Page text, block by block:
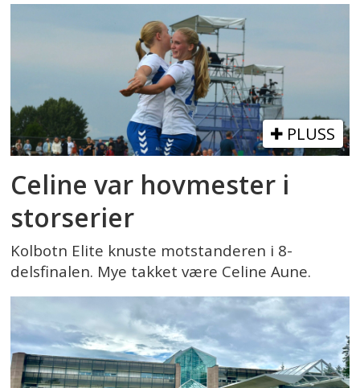
PLUSS
Celine var hovmester i
storserier
Kolbotn Elite knuste motstanderen i 8-
delsfinalen. Mye takket være Celine Aune.